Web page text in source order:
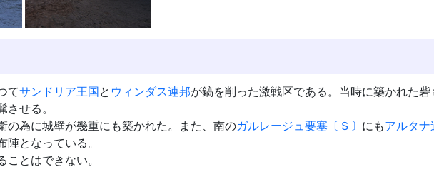
てサンドリア王国と ウィンダス連邦が鎬を削った激戦区である。当時に築かれた
せる。
の為に城壁が幾重にも築かれた。また、南のガルレージュ要塞〔Ｓ〕 にもアルタ
となっている。
ことはできない。